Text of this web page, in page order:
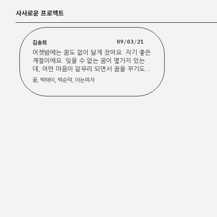
사사로운 프로젝트
김송희 09 /03 /21
어젯밤에는 꿈도 없이 달게 잤어요. 자기 좋은
계절이에요. 잊을 수 없는 꿈이 몇가지 있는
데, 어떤 마음이 갈무리 되면서 꿈을 꾸기도...
꿈, 박태이, 박순덕, 아는여자